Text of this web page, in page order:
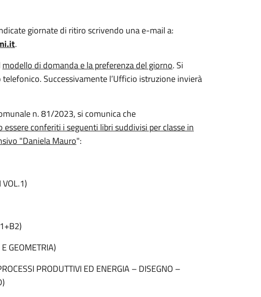
giornate di ritiro scrivendo una e-mail a:
.
modello di domanda e la preferenza del giorno. Si
Successivamente l’Ufficio istruzione invierà
n. 81/2023, si comunica che
essere conferiti i seguenti libri suddivisi per classe in
"Daniela Mauro":
VOL.1)
GEOMETRIA)
PRODUTTIVI ED ENERGIA – DISEGNO –